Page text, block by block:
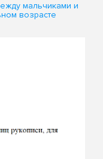
мальчиками и
возрасте